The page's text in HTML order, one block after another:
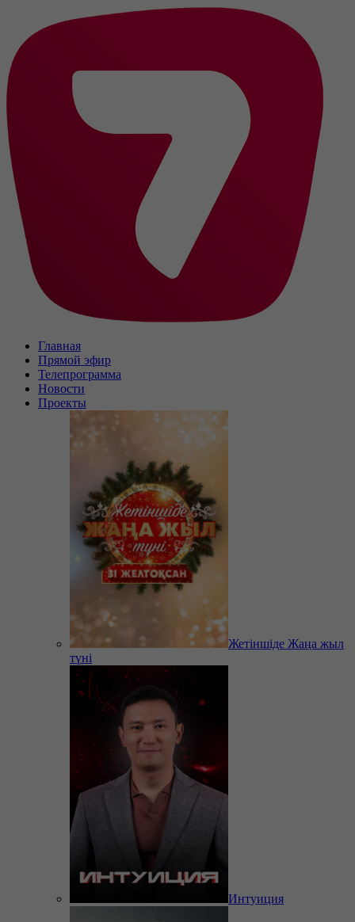
Главная
Прямой эфир
Телепрограмма
Новости
Проекты
Жетіншіде Жаңа жыл
түні
Интуиция